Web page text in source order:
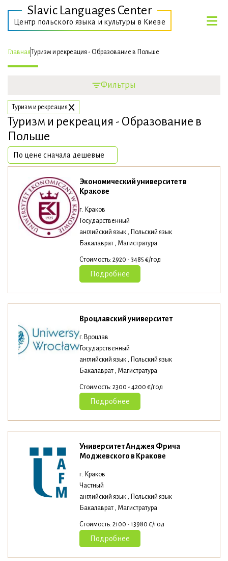
Slavic Languages Center
Центр польского языка и культуры в Киеве
Главная Туризм и рекреация - Образование в Польше
Фильтры
Туризм и рекреация
Туризм и рекреация - Образование в
Польше
Экономический университет в
Кракове
г. Краков
Государственный
английский язык , Польский язык
Бакалаврат , Магистратура
Стоимость: 2920 - 3485 €/год
Подробнее
Вроцлавский университет
г.Вроцлав
Государственный
английский язык , Польский язык
Бакалаврат , Магистратура
Стоимость: 2300 - 4200 €/год
Подробнее
Университет Анджея Фрича
Моджевского в Кракове
г. Краков
Частный
английский язык , Польский язык
Бакалаврат , Магистратура
Стоимость: 2100 - 13980 €/год
Подробнее